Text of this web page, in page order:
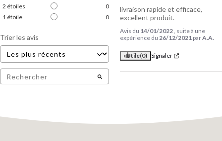
2 étoiles
0
1 étoile 0
Trier les avis
livraison rapide et efficace,
excellent produit.
Avis du 14/01/2022, suite à une
expérience du 26/12/2021 parA.A.
Utile(0) Signaler